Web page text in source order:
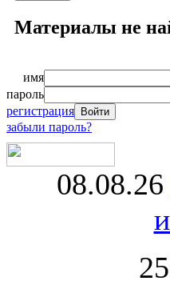
Материалы не
имя
пароль
регистрация
забыли пароль?
08.08.26